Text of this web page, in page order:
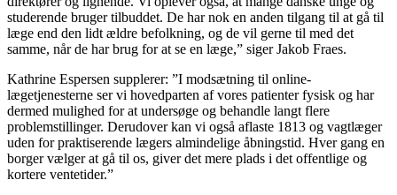
studerende bruger tilbuddet. De har nok en anden tilgang til at gå til
læge end den lidt ældre befolkning, og de vil gerne til med det
samme, når de har brug for at se en læge,” siger Jakob Fraes.
Kathrine Espersen supplerer: ”I modsætning til online-
lægetjenesterne ser vi hovedparten af vores patienter fysisk og har
dermed mulighed for at undersøge og behandle langt flere
problemstillinger. Derudover kan vi også aflaste 1813 og vagtlæger
uden for praktiserende lægers almindelige åbningstid. Hver gang en
borger vælger at gå til os, giver det mere plads i det offentlige og
kortere ventetider.”